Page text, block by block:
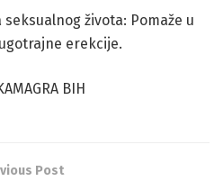
života: Pomaže u
erekcije.
BIH
Post